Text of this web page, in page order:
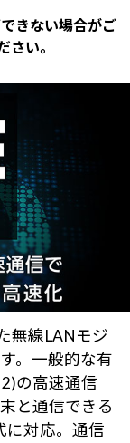
きない場合がご
さい。
無線LANモジ
。一般的な有
の高速通信
と通信できる
に対応。通信